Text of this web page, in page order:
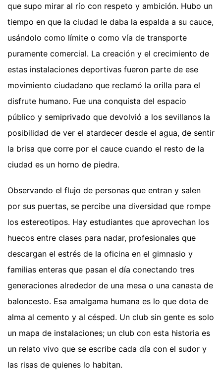
que supo mirar al río con respeto y ambición. Hubo un
tiempo en que la ciudad le daba la espalda a su cauce,
usándolo como límite o como vía de transporte
puramente comercial. La creación y el crecimiento de
estas instalaciones deportivas fueron parte de ese
movimiento ciudadano que reclamó la orilla para el
disfrute humano. Fue una conquista del espacio
público y semiprivado que devolvió a los sevillanos la
posibilidad de ver el atardecer desde el agua, de sentir
la brisa que corre por el cauce cuando el resto de la
ciudad es un horno de piedra.
Observando el flujo de personas que entran y salen
por sus puertas, se percibe una diversidad que rompe
los estereotipos. Hay estudiantes que aprovechan los
huecos entre clases para nadar, profesionales que
descargan el estrés de la oficina en el gimnasio y
familias enteras que pasan el día conectando tres
generaciones alrededor de una mesa o una canasta de
baloncesto. Esa amalgama humana es lo que dota de
alma al cemento y al césped. Un club sin gente es solo
un mapa de instalaciones; un club con esta historia es
un relato vivo que se escribe cada día con el sudor y
las risas de quienes lo habitan.